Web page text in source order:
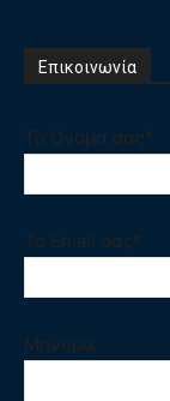
Επικοινωνία
Το Ονομα σας*
Το Email σας*
Μηνυμα